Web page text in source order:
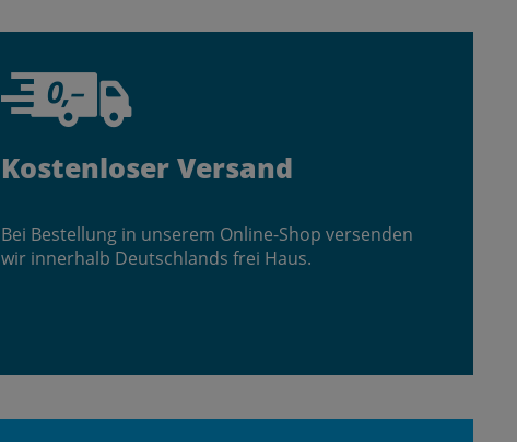
Kostenloser Versand
Bei Bestellung in unserem Online-Shop versenden
wir innerhalb Deutschlands frei Haus.